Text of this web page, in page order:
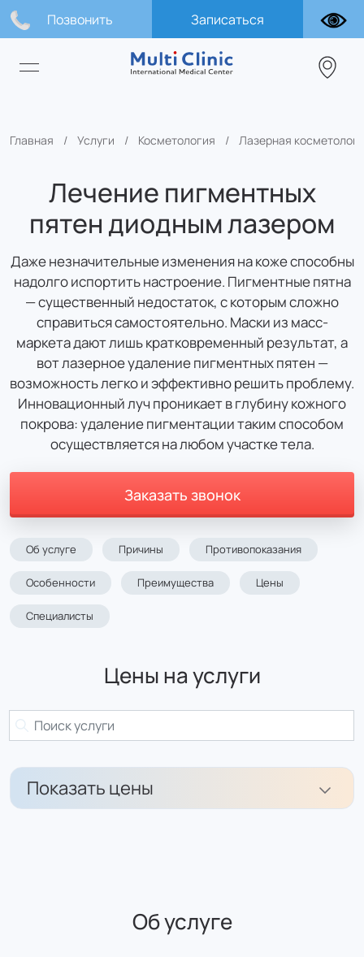
Позвонить Записаться
Главная Услуги Косметология Лазерная
Лечение пигментных
пятен диодным лазером
Даже незначительные изменения на коже способны
надолго испортить настроение. Пигментные пятна
— существенный недостаток, с которым сложно
справиться самостоятельно. Маски из масс-
маркета дают лишь кратковременный результат, а
вот лазерное удаление пигментных пятен —
возможность легко и эффективно решить проблему.
Инновационный луч проникает в глубину кожного
покрова: удаление пигментации таким способом
осуществляется на любом участке тела.
Заказать звонок
Об услуге Причины Противопоказания
Особенности Преимущества Цены
Специалисты
Цены на услуги
Показать цены
цена с налоговым вычетом
Об услуге